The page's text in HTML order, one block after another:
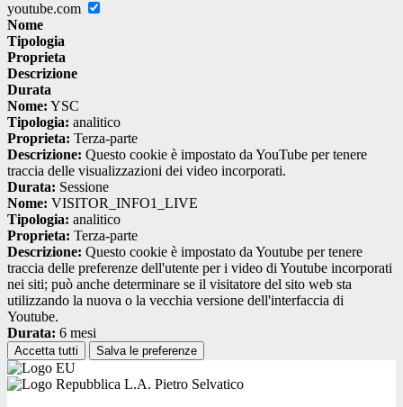
youtube.com
Nome
Tipologia
Proprieta
Descrizione
Durata
Nome: YSC
Tipologia: analitico
Proprieta: Terza-parte
Descrizione: Questo cookie è impostato da YouTube per tenere
traccia delle visualizzazioni dei video incorporati.
Durata: Sessione
Nome: VISITOR_INFO1_LIVE
Tipologia: analitico
Proprieta: Terza-parte
Descrizione: Questo cookie è impostato da Youtube per tenere
traccia delle preferenze dell'utente per i video di Youtube incorporati
nei siti; può anche determinare se il visitatore del sito web sta
utilizzando la nuova o la vecchia versione dell'interfaccia di
Youtube.
Durata: 6 mesi
Accetta tutti Salva le preferenze
L.A. Pietro Selvatico